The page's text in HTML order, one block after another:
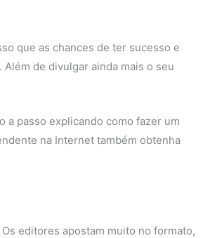
que as chances de ter sucesso e
Além de divulgar ainda mais o seu
a passo explicando como fazer um
na Internet também obtenha
editores apostam muito no formato,